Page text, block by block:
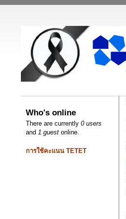
Who's online
There are currently0 users
and 1 guest online.
การใช้คะแนน TETET